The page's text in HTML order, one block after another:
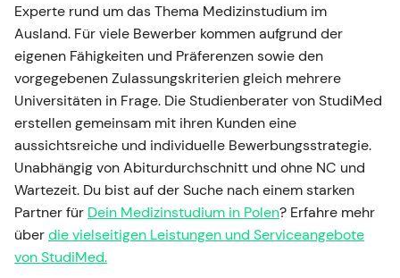
Experte rund um das Thema Medizinstudium im
Ausland. Für viele Bewerber kommen aufgrund der
eigenen Fähigkeiten und Präferenzen sowie den
vorgegebenen Zulassungskriterien gleich mehrere
Universitäten in Frage. Die Studienberater von StudiMed
erstellen gemeinsam mit ihren Kunden eine
aussichtsreiche und individuelle Bewerbungsstrategie.
Unabhängig von Abiturdurchschnitt und ohne NC und
Wartezeit. Du bist auf der Suche nach einem starken
Partner für Dein Medizinstudium in Polen? Erfahre mehr
überdie vielseitigen Leistungen und Serviceangebote
von StudiMed.